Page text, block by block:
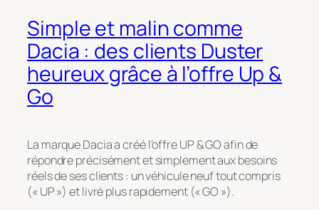
Simple et malin comme
Dacia : des clients Duster
heureux grâce à l’offre Up &
Go
La marque Dacia a créé l’offre UP & GO afin de
répondre précisément et simplement aux besoins
réels de ses clients : un véhicule neuf tout compris
(« UP ») et livré plus rapidement (« GO »).